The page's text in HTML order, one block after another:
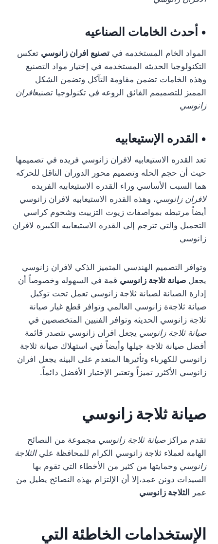
• أحدث الخامات الصناعيه
المواد الخام المستخدمه في تصنيع افران زانوسي تعكس
التكنولوجيا الحديثه المستخدمه في إختيار مواد التصنيع
وهذه الخامات تضمن مقاومة التآكل وتضمن الشكل
المميز للتصميمم الفائق الروعه في تكنولوجيا تصنيعافران
زانوسي
• القدره الإستيعابيه
تعد القدره الاستيعابيه لافران زانوسي فريده في تصميمها
حيث أن حجم الحله وتصميم محور الدوران الناقل للحركه
هما السبب الأساسي وراء القدره الاستيعابيه الفريده
لافران زانوسي، وهذه القدره الاستيعابيه لافران زانوسي
أيضاً مرتبطه بمواصفات زيوت التزييت وشحوم كراسي
التحميل والتي تترجم إلى القدره الاستيعابيه الكبيره لافران
زانوسي
وتوافر التصميم الهندسي المتميز الذكي لافران زانوسي
يجعل صيانة ثلاجة زانوسي قمة في السهوله وخصوصاً أن
إدارة الصيانة لصيانة ثلاجة زانوسي تعمل تحت توكيل
صيانة ثلاجةة زانوسي العالمي وتوافر قطع غيار صيانة
ثلاجة زانوسي الحديثه وتوافر الفنيين المتخصصين في
صيانة ثلاجة زانوسي يجعل افران زانوسي تتصدر قائمة
أفضل صيانة ثلاجة جيلها وأيضاً فيي استهلاك صيانة ثلاجة
زانوسي للكهرباء وتأثيرها المنعدم على البيئه يجعل افران
زانوسي الأكثرر تميزاً وتعتبر الإختيار الأفضل دائماً.
صيانة ثلاجة زانوسي
تقدم مراكز صيانة ثلاجة زانوسي مجموعة من النصائح
الهامة لعملاء ثلاجة زانوسي الكرام للمحافظة عليالثلاجة
زانوسي وحمايتها من كثير من الأخطاء التي تقوم بها
السيدات دونن عمد،إلا أن الإلتزام بهذه النصائح يطيل من
عمر الثلاجة زانوسي
الإستخدامات الخاطئة التي